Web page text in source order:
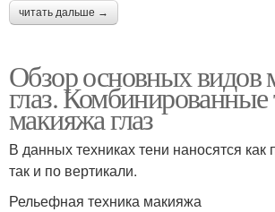
читать дальше →
Обзор основных видов
глаз.
макияжа глаз
В данных техниках тени наносятся как
так и по вертикали.
Рельефная техника макияжа